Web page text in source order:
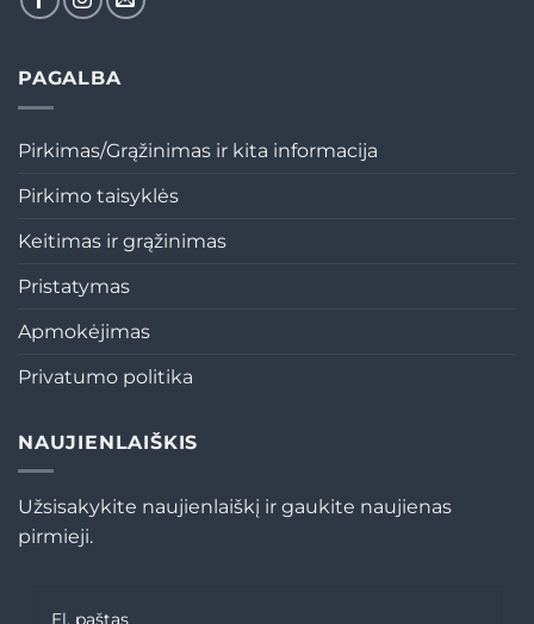
PAGALBA
Pirkimas/Grąžinimas ir kita informacija
Pirkimo taisyklės
Keitimas ir grąžinimas
Pristatymas
Apmokėjimas
Privatumo politika
NAUJIENLAIŠKIS
Užsisakykite naujienlaiškį ir gaukite naujienas
pirmieji.